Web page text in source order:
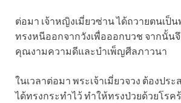
ต่อมา เจ้าหญิงเมี่ยวซ่าน ได้ถวายตนเป็
ทรงหนีออกจากวังเพื่อออกบวช จากนั้น
คุณงามความดีและบำเพ็ญศีลภาวนา
ในเวลาต่อมา พระเจ้าเมี่ยวจวง ต้องปร
ได้ทรงกระทำไว้ ทำให้ทรงป่วยด้วยโรค